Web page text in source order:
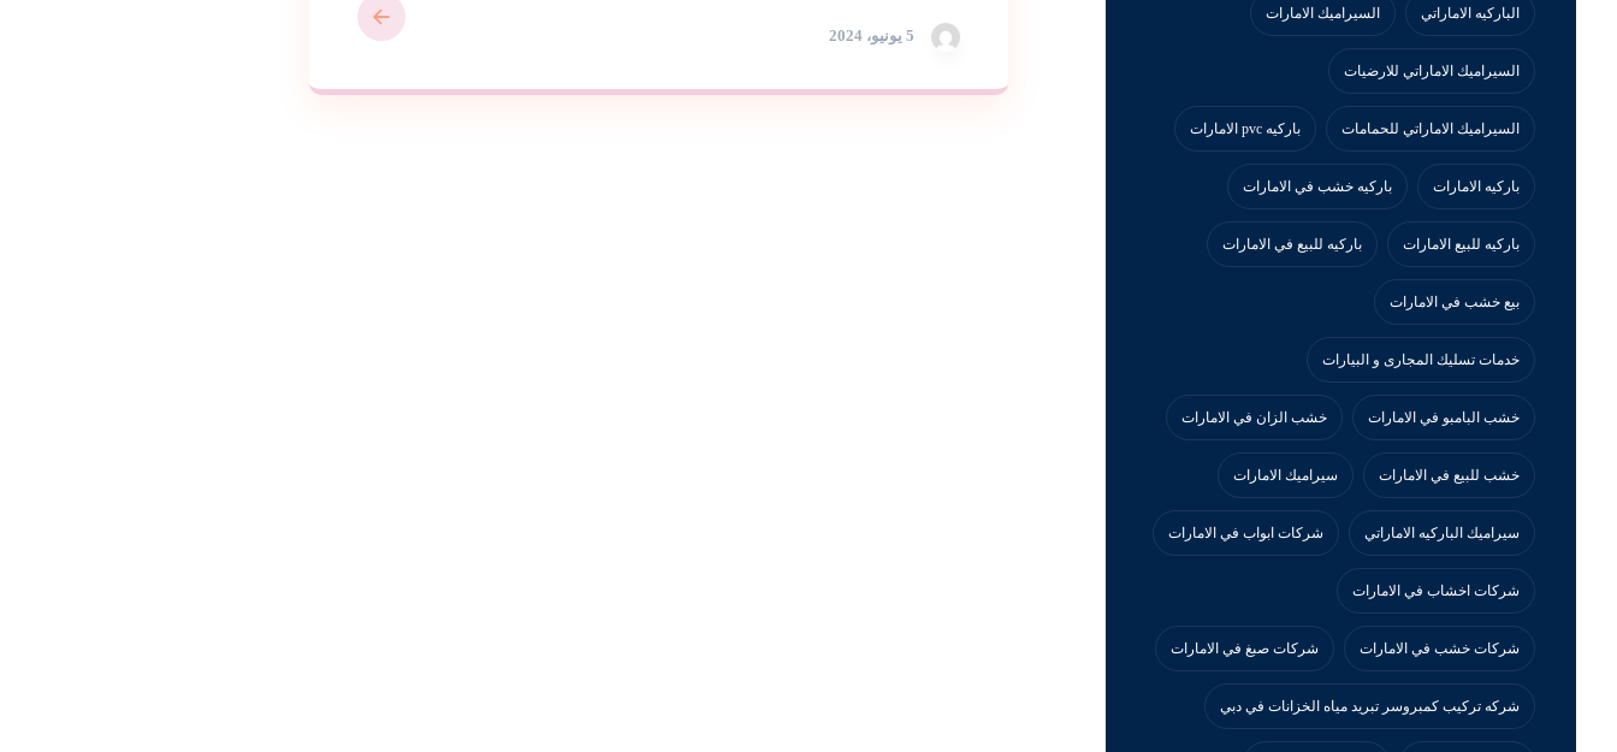
5 يونيو، 2024
الباركيه الاماراتي السيراميك الامارات
السيراميك الاماراتي للارضيات
السيراميك الاماراتي للحمامات باركيه pvc الامارات
باركيه الامارات باركيه خشب في الامارات
باركيه للبيع الامارات باركيه للبيع في الامارات
بيع خشب في الامارات
خدمات تسليك المجارى و البيارات
خشب البامبو في الامارات خشب الزان في الامارات
خشب للبيع في الامارات سيراميك الامارات
سيراميك الباركيه الاماراتي شركات ابواب في الامارات
شركات اخشاب في الامارات
شركات خشب في الامارات شركات صبغ في الامارات
شركه تركيب كمبروسر تبريد مياه الخزانات في دبي